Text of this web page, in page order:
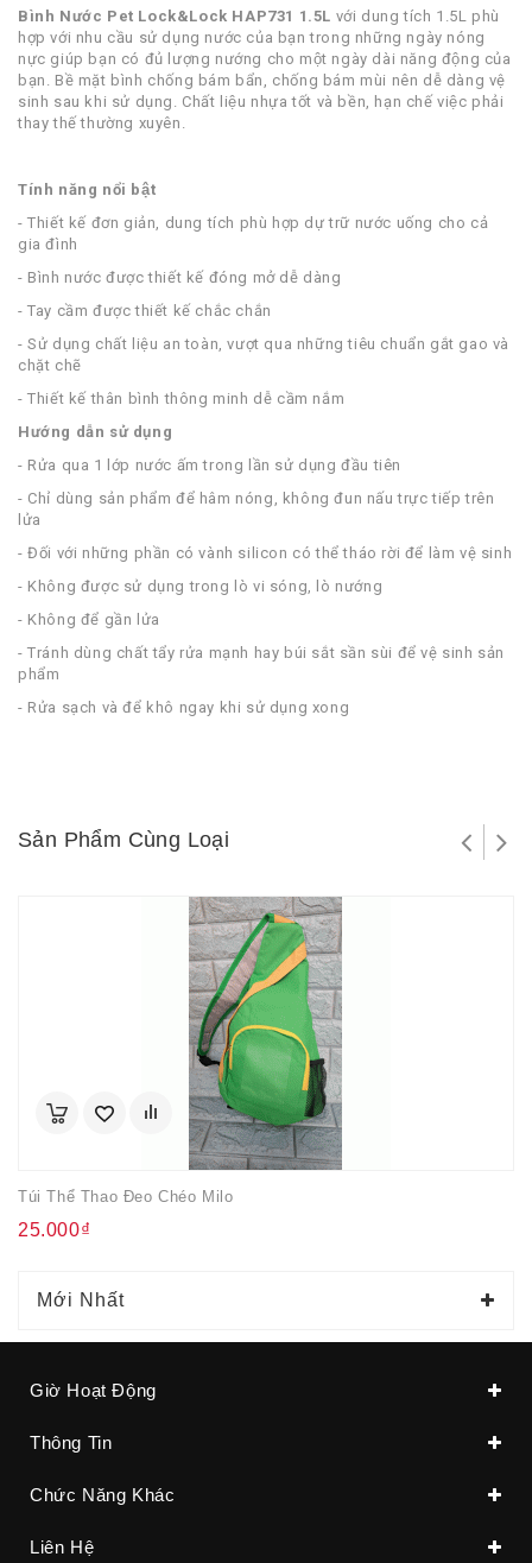
Bình Nước Pet Lock&Lock HAP731 1.5L với dung tích 1.5L phù
hợp với nhu cầu sử dụng nước của bạn trong những ngày nóng
nực giúp bạn có đủ lượng nướng cho một ngày dài năng động của
bạn. Bề mặt bình chống bám bẩn, chống bám mùi nên dễ dàng vệ
sinh sau khi sử dụng. Chất liệu nhựa tốt và bền, hạn chế việc phải
thay thế thường xuyên.
Tính năng nổi bật
- Thiết kế đơn giản, dung tích phù hợp dự trữ nước uống cho cả
gia đình
- Bình nước được thiết kế đóng mở dễ dàng
- Tay cầm được thiết kế chắc chắn
- Sử dụng chất liệu an toàn, vượt qua những tiêu chuẩn gắt gao và
chặt chẽ
- Thiết kế thân bình thông minh dễ cầm nắm
Hướng dẫn sử dụng
- Rửa qua 1 lớp nước ấm trong lần sử dụng đầu tiên
- Chỉ dùng sản phẩm để hâm nóng, không đun nấu trực tiếp trên
lửa
- Đối với những phần có vành silicon có thể tháo rời để làm vệ sinh
- Không được sử dụng trong lò vi sóng, lò nướng
- Không để gần lửa
- Tránh dùng chất tẩy rửa mạnh hay búi sắt sần sùi để vệ sinh sản
phẩm
- Rửa sạch và để khô ngay khi sử dụng xong
Sản Phẩm Cùng Loại
Túi Thể Thao Đeo Chéo Milo
25.000₫
Mới Nhất
Giờ Hoạt Động
Thông Tin
Chức Năng Khác
Liên Hệ